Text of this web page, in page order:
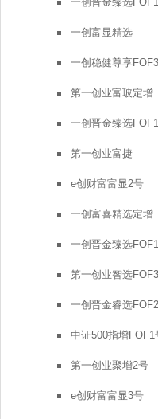
一创富显精选
一创稳健尊享
第一创业富玻定增
一创晋金臻选
第一创业富捷
e创财富富显2号
一创富喜精选定增
一创晋金臻选
第一创业智选
一创晋金睿选
中证500指增FOF1
第一创业聚增2号
e创财富富显3号